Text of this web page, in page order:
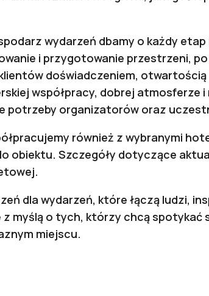
wydarzeń dbamy o każdy
i przygotowanie przestrzeni,
doświadczeniem,
współpracy, dobrej atmosferze
potrzeby organizatorów oraz
również z wybranymi
obiektu. Szczegóły dotyczące
dla wydarzeń, które łączą ludzi,
myślą o tych, którzy chcą spotykać
miejscu.